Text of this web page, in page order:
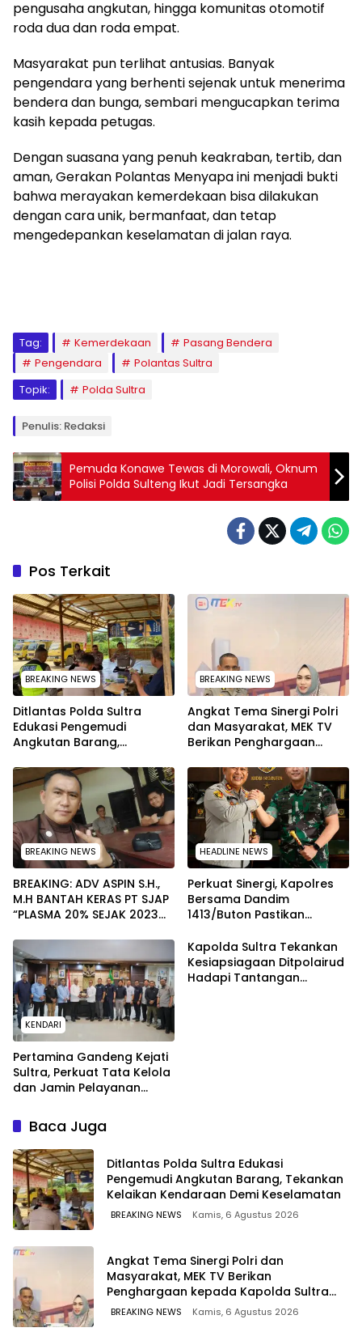
pengusaha angkutan, hingga komunitas otomotif
roda dua dan roda empat.
Masyarakat pun terlihat antusias. Banyak
pengendara yang berhenti sejenak untuk menerima
bendera dan bunga, sembari mengucapkan terima
kasih kepada petugas.
Dengan suasana yang penuh keakraban, tertib, dan
aman, Gerakan Polantas Menyapa ini menjadi bukti
bahwa merayakan kemerdekaan bisa dilakukan
dengan cara unik, bermanfaat, dan tetap
mengedepankan keselamatan di jalan raya.
Tag: Kemerdekaan
Pasang Bendera
Pengendara
Polantas Sultra
Topik:
Polda Sultra
Penulis: Redaksi
Pemuda Konawe Tewas di Morowali, Oknum
Polisi Polda Sulteng Ikut Jadi Tersangka
Pos Terkait
BREAKING NEWS
Ditlantas Polda Sultra
Edukasi Pengemudi
Angkutan Barang,
Kendaraan Demi
Keselamatan
BREAKING NEWS
Angkat Tema Sinergi Polri
dan Masyarakat, MEK TV
Berikan Penghargaan
melalui Kabid Humas
BREAKING NEWS
BREAKING: ADV ASPIN S.H.,
M.H BANTAH KERAS PT SJAP
“PLASMA 20% SEJAK 2023
WARGA WAWOONE!
HEADLINE NEWS
Perkuat Sinergi, Kapolres
Bersama Dandim
1413/Buton Pastikan
Terjaga
KENDARI
Pertamina Gandeng Kejati
Sultra, Perkuat Tata Kelola
dan Jamin Pelayanan
Kapolda Sultra Tekankan
Kesiapsiagaan Ditpolairud
Hadapi Tantangan
Baca Juga
Ditlantas Polda Sultra Edukasi
Pengemudi Angkutan Barang, Tekankan
Kelaikan Kendaraan Demi Keselamatan
BREAKING NEWS Kamis, 6 Agustus 2026
Angkat Tema Sinergi Polri dan
Masyarakat, MEK TV Berikan
Penghargaan kepada Kapolda Sultra
melalui Kabid Humas
BREAKING NEWS Kamis, 6 Agustus 2026